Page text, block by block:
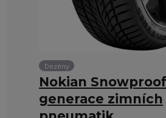
Dezény
Nokian
generace zimních